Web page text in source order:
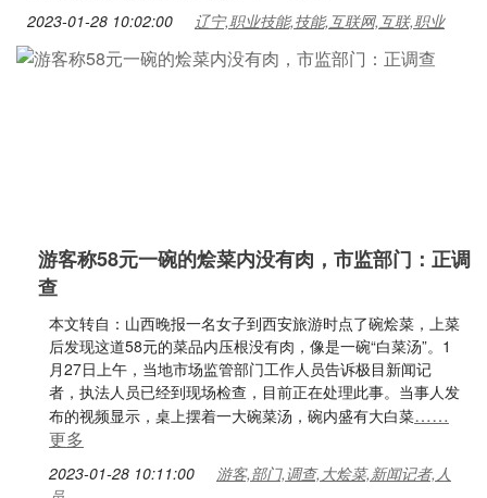
2023-01-28 10:02:00 辽宁,职业技能,技能,互联网,互联,职业
游客称58元一碗的烩菜内没有肉，市监部门：正调
查
本文转自：山西晚报一名女子到西安旅游时点了碗烩菜，上菜
后发现这道58元的菜品内压根没有肉，像是一碗“白菜汤”。1
月27日上午，当地市场监管部门工作人员告诉极目新闻记
者，执法人员已经到现场检查，目前正在处理此事。当事人发
布的视频显示，桌上摆着一大碗菜汤，碗内盛有大白菜……
更多
2023-01-28 10:11:00
游客,部门,调查,大烩菜,新闻记者,人